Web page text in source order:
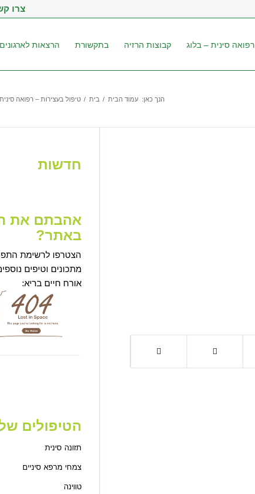
צרו
רפואה סינית – בלוג קבוצות הרזיה בתקשורת הרצאות לארגונים
הנך כאן: עמוד הבית / בית / טיפול בעצירות – רפואה סינית
חדשות
אהבתם את
באתר?
הצטרפו לרשימת
מתכונים וטיפים
אורח חיים בריא:
הטיפולים
תזונה סינית
צמחי מרפא סיניים
טווינה